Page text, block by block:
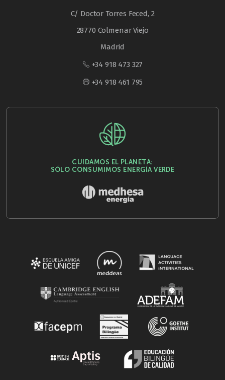
C/ Doctor Torres Feced, 2
28770 Colmenar Viejo
Madrid
+34 918 473 327
+34 918 461 795
CUIDAMOS EL PLANETA:
SÓLO CONSUMIMOS ENERGÍA VERDE